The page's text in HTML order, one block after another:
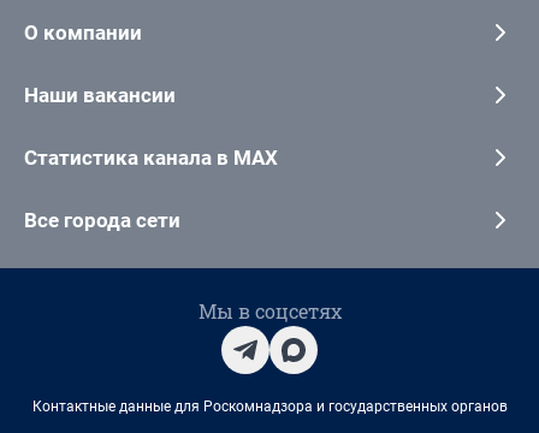
О компании
Наши вакансии
Статистика канала в MAX
Все города сети
Мы в соцсетях
Контактные данные для Роскомнадзора и государственных органов